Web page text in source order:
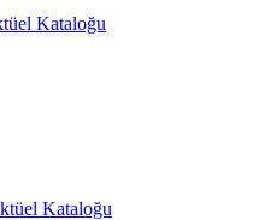
Kataloğu
Kataloğu